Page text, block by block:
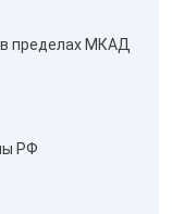
пределах МКАД
РФ